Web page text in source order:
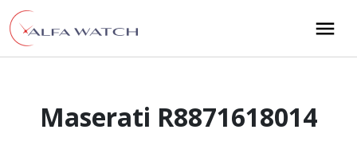
Przejdź do treści
Main Navigation
Maserati R8871618014